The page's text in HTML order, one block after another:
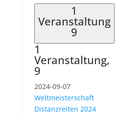
1
Veranstaltung
9
1
Veranstaltung,
9
2024-09-07
Weltmeisterschaft
Distanzreiten 2024